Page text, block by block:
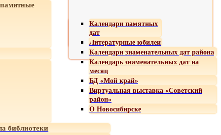
Календари памятных
дат
Литературные юбилеи
Календари знаменательных дат района
Календарь знаменательных дат на
месяц
БД «Мой край»
Виртуальная выставка «Советский
район»
О Новосибирске
библиотеки